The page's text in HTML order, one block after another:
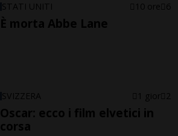
STATI UNITI 10 ore 6
È morta Abbe Lane
SVIZZERA 1 gior 2
Oscar: ecco i film elvetici in
corsa